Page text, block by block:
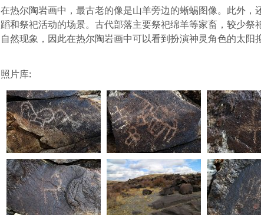
在热尔陶岩画中，最古老的像是山羊旁边的蜥蜴图像。此外
蹈和祭祀活动的场景。古代部落主要祭祀绵羊等家畜，较少
自然现象，因此在热尔陶岩画中可以看到扮演神灵角色的太阳
照片库: